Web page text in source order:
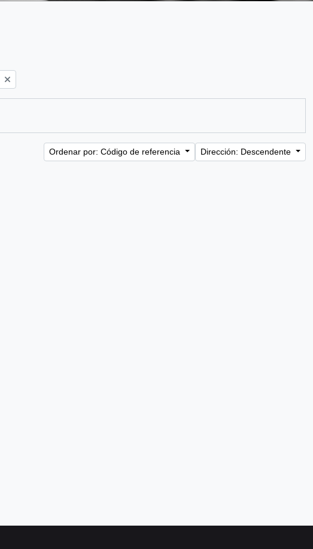
Ordenar por: Código de referencia Dirección: Descendente